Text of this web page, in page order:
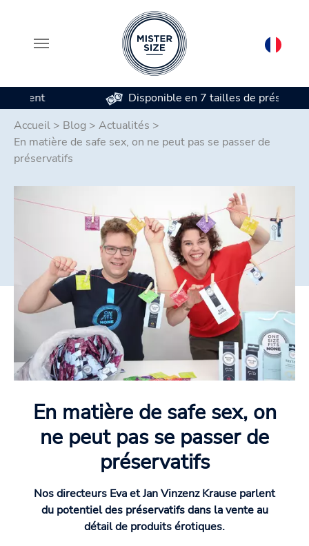
Disponible en 7 tailles de préservatifs
Accueil > Blog > Actualités >
En matière de safe sex, on ne peut pas se passer de
préservatifs
En matière de safe sex, on
ne peut pas se passer de
préservatifs
Nos directeurs Eva et Jan Vinzenz Krause parlent
du potentiel des préservatifs dans la vente au
détail de produits érotiques.